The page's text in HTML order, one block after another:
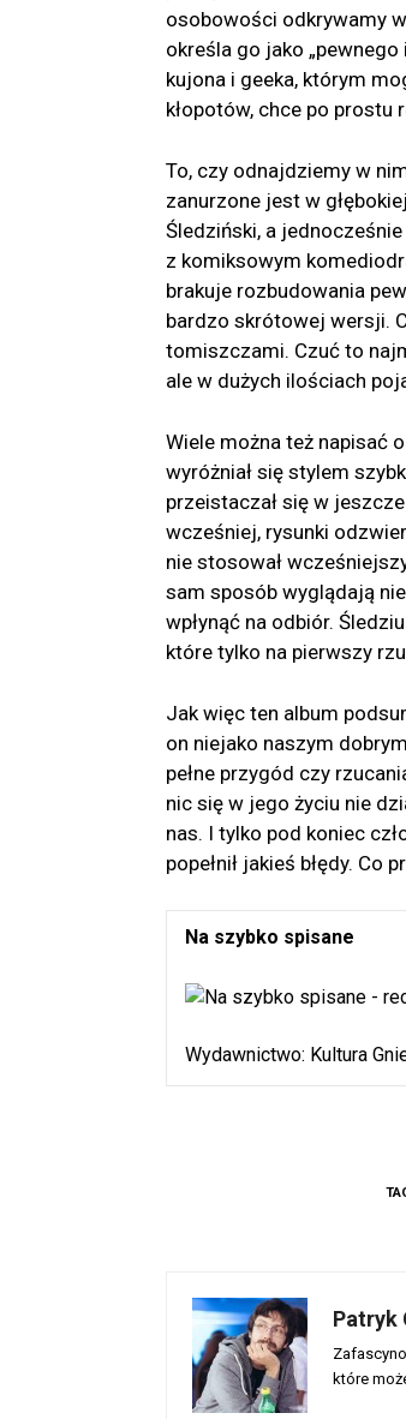
osobowości odkrywamy
określa go jako
kujona i geeka, którym
kłopotów, chce po prostu
To, czy odnajdziemy w
zanurzone jest w
Śledziński, a
z komiksowym
brakuje rozbudowania
bardzo skrótowej wersji.
tomiszczami. Czuć to
ale w dużych ilościach
Wiele można też napisać
wyróżniał się stylem
przeistaczał się w
wcześniej, rysunki
nie stosował
sam sposób wyglądają
wpłynąć na odbiór.
które tylko na pierwszy
Jak więc ten album
on niejako naszym
pełne przygód czy
nic się w jego życiu nie
nas. I tylko pod koniec
popełnił jakieś błędy. Co
Na szybko spisane
Wydawnictwo: Kultura
Patryk
które